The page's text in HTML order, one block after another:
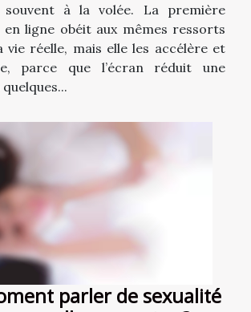
à la volée. La première
ligne obéit aux mêmes ressorts
vie réelle, mais elle les accélère et
parce que l’écran réduit une
parler de sexualité